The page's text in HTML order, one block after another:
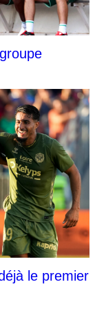
le premier